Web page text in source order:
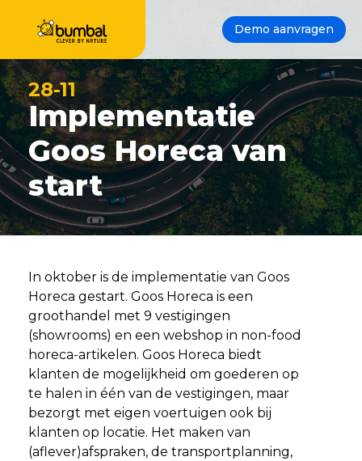
Demo aanvragen
28-11
Implementatie
Goos Horeca van
start
In oktober is de implementatie van Goos
Horeca gestart. Goos Horeca is een
groothandel met 9 vestigingen
(showrooms) en een webshop in non-food
horeca-artikelen. Goos Horeca biedt
klanten de mogelijkheid om goederen op
te halen in één van de vestigingen, maar
bezorgt met eigen voertuigen ook bij
klanten op locatie. Het maken van
(aflever)afspraken, de transportplanning,